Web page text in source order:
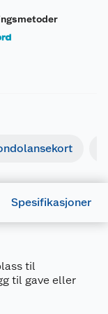
Spesifikasjoner
til
til gave eller